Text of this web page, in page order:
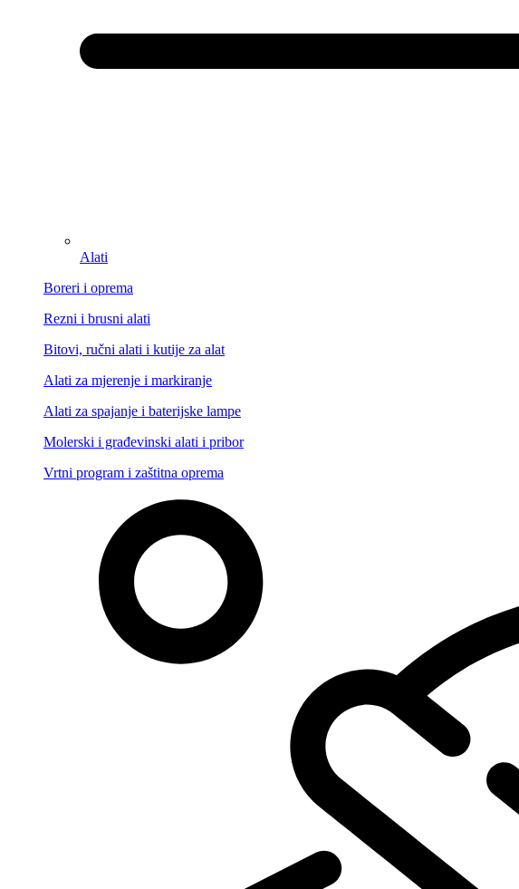
Alati
Boreri i oprema
Rezni i brusni alati
Bitovi, ručni alati i kutije za alat
Alati za mjerenje i markiranje
Alati za spajanje i baterijske lampe
Molerski i građevinski alati i pribor
Vrtni program i zaštitna oprema